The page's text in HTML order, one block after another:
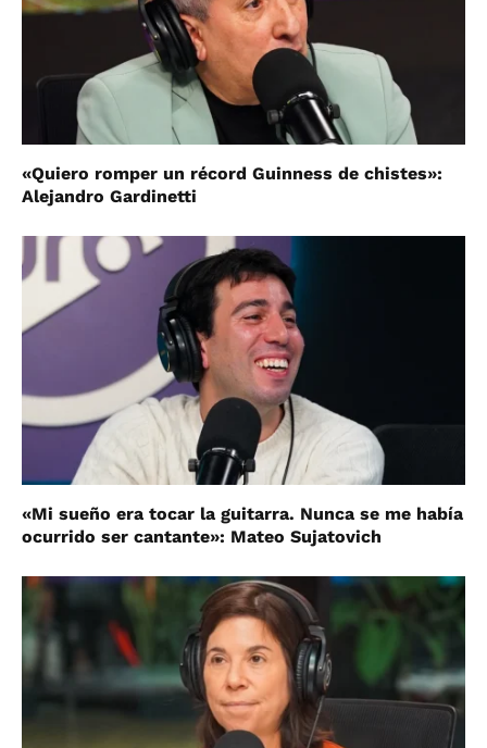
«Quiero romper un récord Guinness de chistes»:
Alejandro Gardinetti
«Mi sueño era tocar la guitarra. Nunca se me había
ocurrido ser cantante»: Mateo Sujatovich